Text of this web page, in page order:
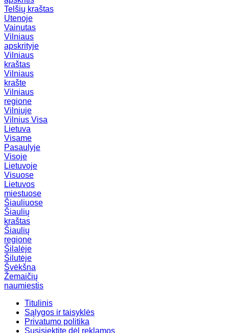
Telšių kraštas
Utenoje
Vainutas
Vilniaus
apskrityje
Vilniaus
kraštas
Vilniaus
krašte
Vilniaus
regione
Vilniuje
Vilnius Visa
Lietuva
Visame
Pasaulyje
Visoje
Lietuvoje
Visuose
Lietuvos
miestuose
Šiauliuose
Šiaulių
kraštas
Šiaulių
regione
Šilalėje
Šilutėje
Švėkšna
Žemaičių
naumiestis
Titulinis
Sąlygos ir taisyklės
Privatumo politika
Susisiektite dėl reklamos